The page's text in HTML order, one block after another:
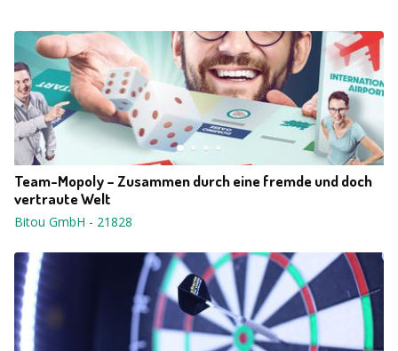
Team-Mopoly – Zusammen durch eine fremde und doch
vertraute Welt
Bitou GmbH - 21828